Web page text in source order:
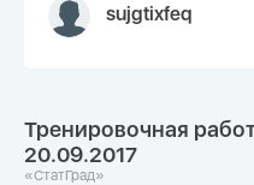
sujgtixfeq
Тренировочная
20.09.2017
«СтатГрад»